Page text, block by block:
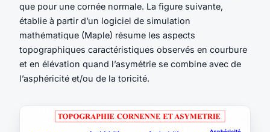
que pour une cornée normale. La figure suivante,
établie à partir d’un logiciel de simulation
mathématique (Maple) résume les aspects
topographiques caractéristiques observés en courbure
et en élévation quand l’asymétrie se combine avec de
l’asphéricité et/ou de la toricité.